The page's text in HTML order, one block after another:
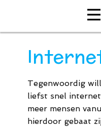
Diensten
Hulp bij
Contact
Tarieven
Tegenwoordig
liefst snel
meer mensen
hierdoor gebaat